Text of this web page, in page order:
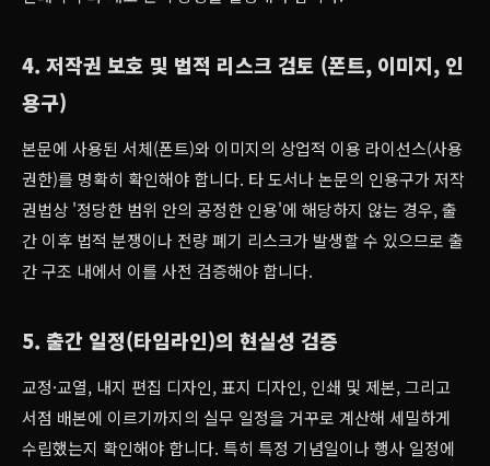
4. 저작권 보호 및 법적 리스크 검토 (폰트, 이미지, 인
용구)
본문에 사용된 서체(폰트)와 이미지의 상업적 이용 라이선스(사용
권한)를 명확히 확인해야 합니다. 타 도서나 논문의 인용구가 저작
권법상 '정당한 범위 안의 공정한 인용'에 해당하지 않는 경우, 출
간 이후 법적 분쟁이나 전량 폐기 리스크가 발생할 수 있으므로 출
간 구조 내에서 이를 사전 검증해야 합니다.
5. 출간 일정(타임라인)의 현실성 검증
교정·교열, 내지 편집 디자인, 표지 디자인, 인쇄 및 제본, 그리고
서점 배본에 이르기까지의 실무 일정을 거꾸로 계산해 세밀하게
수립했는지 확인해야 합니다. 특히 특정 기념일이나 행사 일정에